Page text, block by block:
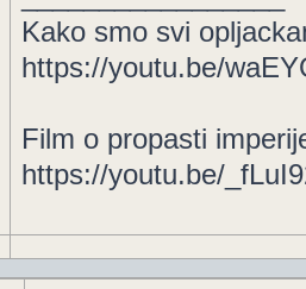
Kako smo svi
https://youtu.be/
Film o propasti
https://youtu.be/